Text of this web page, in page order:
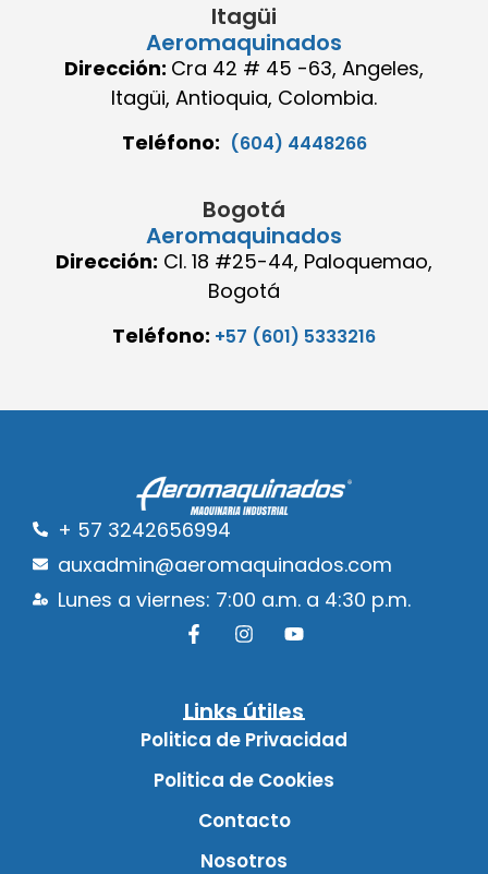
Itagüi
Aeromaquinados
Dirección: Cra 42 # 45 -63, Angeles,
Itagüi, Antioquia, Colombia.
Teléfono: (604) 4448266
Bogotá
Aeromaquinados
Dirección: Cl. 18 #25-44, Paloquemao,
Bogotá
Teléfono: +57 (601) 5333216
+ 57 3242656994
auxadmin@aeromaquinados.com
Lunes a viernes: 7:00 a.m. a 4:30 p.m.
Links útiles
Politica de Privacidad
Politica de Cookies
Contacto
Nosotros